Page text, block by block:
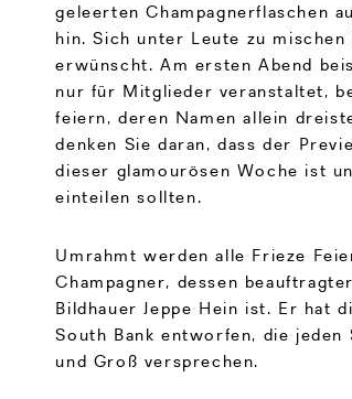
geleerten Champagnerflaschen
hin. Sich unter Leute zu
erwünscht. Am ersten Abend
nur für Mitglieder veranstaltet,
feiern, deren Namen allein
denken Sie daran, dass der
dieser glamourösen Woche ist
einteilen sollten.
Umrahmt werden alle Frieze
Champagner, dessen
Bildhauer Jeppe Hein ist. Er hat
South Bank entworfen, die jeden
und Groß versprechen.